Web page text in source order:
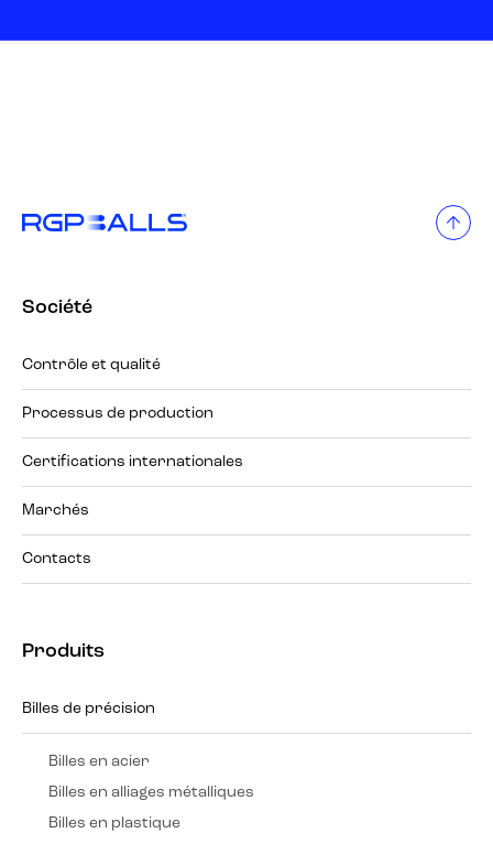
Société
Contrôle et qualité
Processus de production
Certifications internationales
Marchés
Contacts
Produits
Billes de précision
Billes en acier
Billes en alliages métalliques
Billes en plastique